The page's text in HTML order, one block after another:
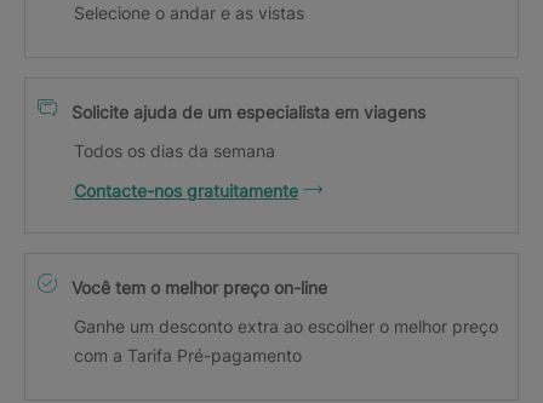
Selecione o andar e as vistas
Solicite ajuda de um especialista em viagens
Todos os dias da semana
Contacte-nos gratuitamente
Você tem o melhor preço on-line
Ganhe um desconto extra ao escolher o melhor preço
com a Tarifa Pré-pagamento